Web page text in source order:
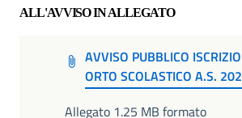
ALL'AVVISO IN ALLEGATO
AVVISO PUBBLICO
ORTO SCOLASTICO A.S.
Allegato 1.25 MB formato